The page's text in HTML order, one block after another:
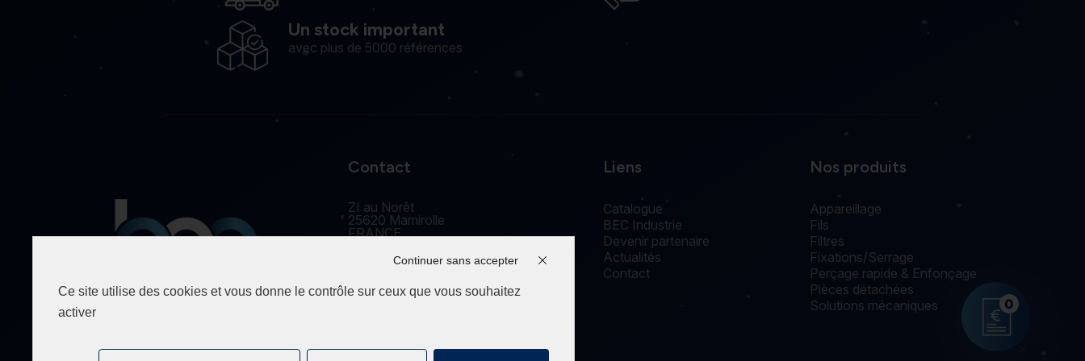
0
Un stock important
avec plus de 5000 références
Spécialiste de la fourniture
Contact
ZI au Norêt
25620 Mamirolle
FRANCE
+33(0) 3 81 55 77 44
Liens
Catalogue
BEC Industrie
Devenir partenaire
Actualités
Contact
Nos produits
Appareillage
Fils
Filtres
Fixations/Serrage
Perçage rapide & Enfonçage
Pièces détachées
Solutions mécaniques
Ce site utilise des cookies et vous donne le contrôle sur ceux que vous souhaitez
activer
Continuer sans accepter